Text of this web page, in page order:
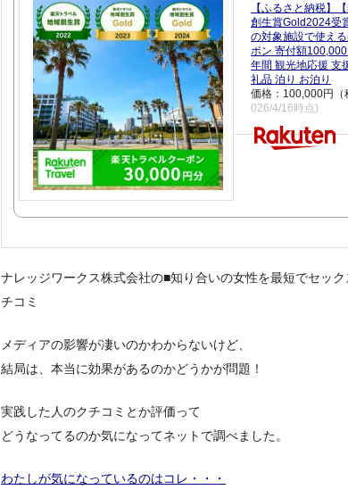
【ふるさと納税】
創生賞Gold2024受
の対象施設で使え
ポン 寄付額
年間 観光地応援 支
礼品 泊り お泊り
価格：100,000円（
026/4/16時点)
ナレッジワークス株式会社の■知り合いの女性を最短でセッ
チコミ
メディアの影響が凄いのかわからないけど、
結局は、本当に効果があるのかどうかが問題！
実践した人のクチコミとか評価って
どうなってるのか気になってネットで調べました。
わたしが気になっているのはコレ・・・